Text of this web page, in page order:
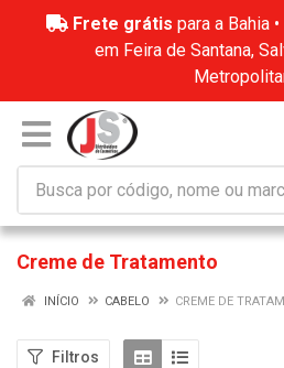
Frete grátis para a Bahia •
em Feira de Santana,
Creme de Tratamento
INÍCIO CABELO CREME DE
Filtros